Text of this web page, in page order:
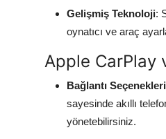
Gelişmiş Teknoloji:
oynatıcı ve araç
Apple CarPlay
Bağlantı Seçenekleri
sayesinde akıllı
yönetebilirsiniz.